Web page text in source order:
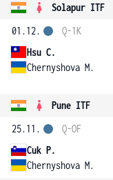
Solapur ITF
01.12.
Hsu C.
Chernyshova M.
Q-1K
Pune ITF
25.11.
Cuk P.
Chernyshova M.
Q-OF